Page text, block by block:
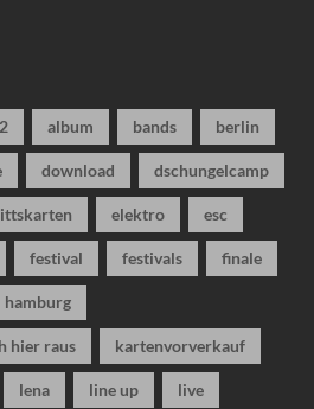
album bands berlin
download dschungelcamp
elektro esc
festival festivals finale
hamburg
hier raus kartenvorverkauf
lena line up live